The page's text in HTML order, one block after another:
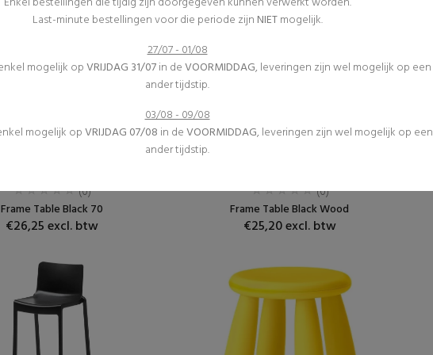
(0)
Frame Table Black 70
€26,25 excl. btw
(0)
Frame Table Black Wood
€25,20 excl. btw
Last-minute bestellingen voor die periode zijn NIETmogelijk.
27/07 - 01/08
mogelijk opVRIJDAG 31/07in deVOORMIDDAG, leveringen zijn wel mogelijk op een
ander tijdstip.
03/08 - 09/08
mogelijk opVRIJDAG 07/08 in deVOORMIDDAG, leveringen zijn wel mogelijk op een
ander tijdstip.